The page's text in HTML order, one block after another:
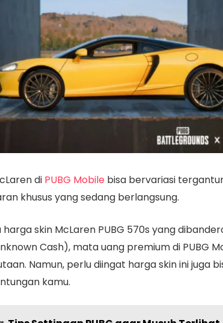
di PUBG Mobile bisa bervariasi
khusus yang sedang berlangsung.
harga skin McLaren PUBG 570s yang
Cash), mata uang premium di PUBG
Namun, perlu diingat harga skin ini juga
kamu.